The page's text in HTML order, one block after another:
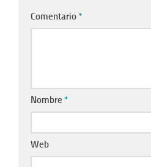
Comentario *
Nombre *
Web